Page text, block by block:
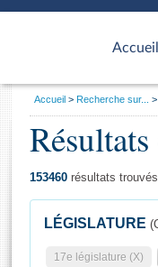
Accueil
d'accueil
Général
Vous
Accueil Recherche sur...
153460 résultats trouvés
LÉGISLATURE
17e législature (X)